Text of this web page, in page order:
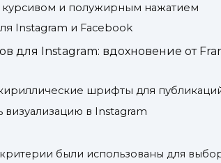
и полужирным нажатием
Instagram и Facebook
для Instagram: вдохновение от
шрифты для
визуализацию в Instagram
были использованы для